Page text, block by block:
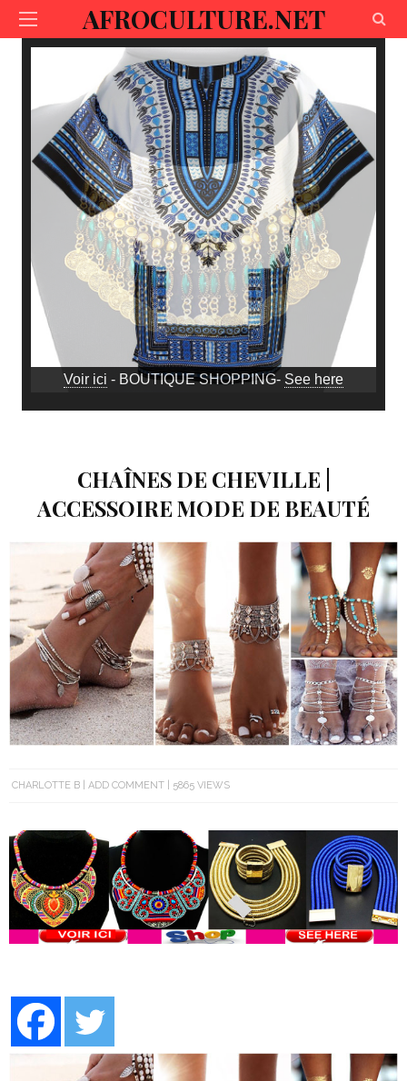
AFROCULTURE.NET
Voir ici - BOUTIQUE SHOPPING- See here
CHAÎNES DE CHEVILLE |
ACCESSOIRE MODE DE BEAUTÉ
CHARLOTTE B ADD COMMENT 5865 VIEWS